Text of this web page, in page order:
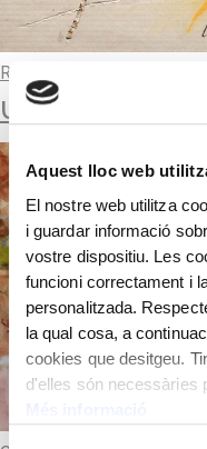
Aquest lloc web
El nostre web utilitza
i guardar informació
vostre dispositiu. Les
funcioni correctament i
personalitzada.
la qual cosa, a
cookies que desitgeu.
d'elles són necessàries
Read more
UNTITLED